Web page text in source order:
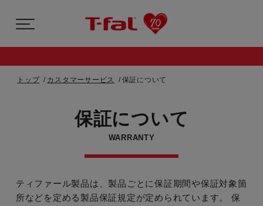
トップ カスタマーサービス 保証について
保証について
WARRANTY
ティファール製品は、製品ごとに保証期間や保証対象箇
所などを定める製品保証規定が定められています。
保